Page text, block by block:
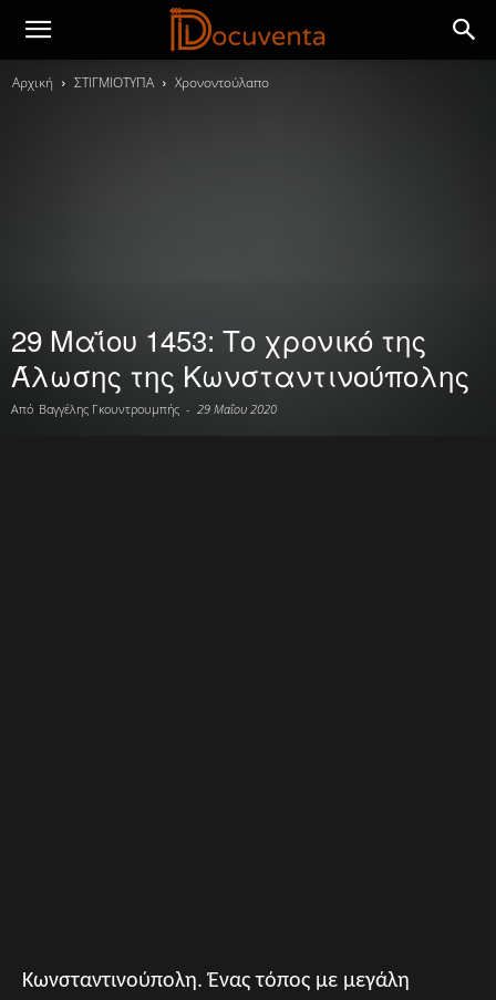
Αρχική ΣΤΙΓΜΙΟΤΥΠΑ Χρονοντούλαπο
29 Μαΐου 1453: Το χρονικό της
Άλωσης της Κωνσταντινούπολης
Από Βαγγέλης Γκουντρουμπής - 29 Μαΐου 2020
Κωνσταντινούπολη. Ένας τόπος με μεγάλη